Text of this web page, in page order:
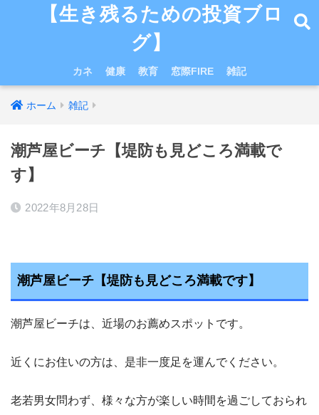
【生き残るための投資ブロ
グ】
カネ 健康 教育 窓際FIRE 雑記
ホーム 雑記
潮芦屋ビーチ【堤防も見どころ満載で
す】
2022年8月28日
潮芦屋ビーチ【堤防も見どころ満載です】
潮芦屋ビーチは、近場のお薦めスポットです。
近くにお住いの方は、是非一度足を運んでください。
老若男女問わず、様々な方が楽しい時間を過ごしておられ